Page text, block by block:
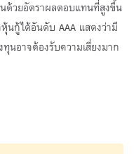
ด้วยอัตราผลตอบแทนที่สูงขึ้น
นกู้ได้อันดับ AAA แสดงว่ามี
นอาจต้องรับความเสี่ยงมาก